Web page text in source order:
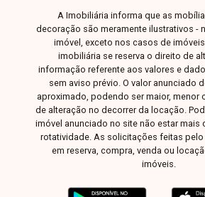
A Imobiliária informa que as
decoração são meramente ilustrativos -
imóvel, exceto nos casos de
imobiliária se reserva o direito de
informação referente aos valores e
sem aviso prévio. O valor anunciado
aproximado, podendo ser maior, menor
de alteração no decorrer da locação.
imóvel anunciado no site não estar mais
rotatividade. As solicitações feitas
em reserva, compra, venda ou
imóveis.